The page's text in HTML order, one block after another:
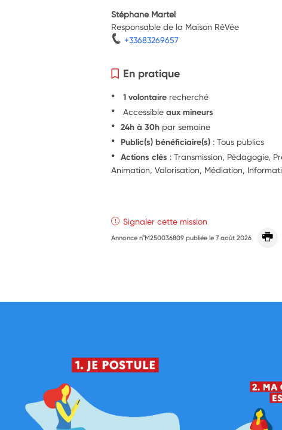
Stéphane Martel
Responsable de la Maison RêVée
+33683269657
En pratique
1 volontaire recherché
Accessibleaux mineurs
24h à 30h par semaine
Public(s) bénéficiaire(s) : Tous publics
Actions clés : Transmission, Pédagogie,
Animation, Valorisation, Médiation,
Signaler cette mission
Annonce n°M250036809 publiée le7 août 2026